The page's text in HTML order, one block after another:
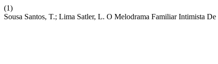
(1)
Sousa Santos, T.; Lima Satler, L. O Melodrama Familiar Intimista